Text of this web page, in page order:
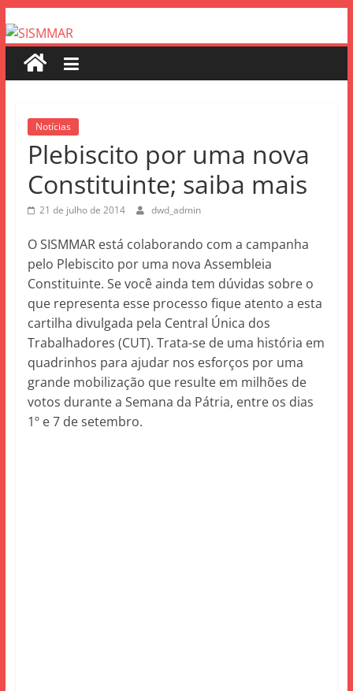
Notícias
Plebiscito por uma nova
Constituinte; saiba mais
21 de julho de 2014 dwd_admin
O SISMMAR está colaborando com a campanha
pelo Plebiscito por uma nova Assembleia
Constituinte. Se você ainda tem dúvidas sobre o
que representa esse processo fique atento a esta
cartilha divulgada pela Central Única dos
Trabalhadores (CUT). Trata-se de uma história em
quadrinhos para ajudar nos esforços por uma
grande mobilização que resulte em milhões de
votos durante a Semana da Pátria, entre os dias
1º e 7 de setembro.